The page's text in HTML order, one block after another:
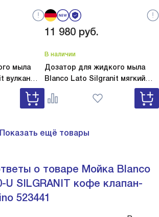
мыла
вулкан
вулкан
11 980 руб.
В наличии
Дозатор для жидкого мыла
Blanco Lato Silgranit мягкий
Lato Silgranit мягкий
белый 526955
Показать ещё товары
о товаре Мойка Blanco
U SILGRANIT кофе клапан-
523441